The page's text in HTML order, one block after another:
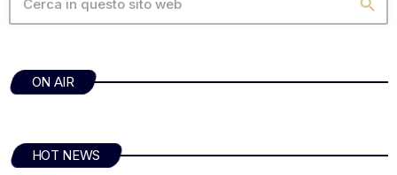
search
ON AIR
HOT NEWS